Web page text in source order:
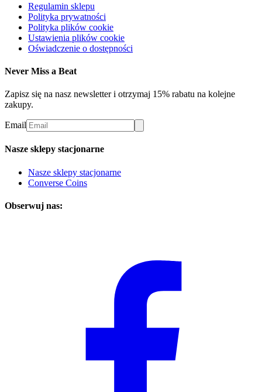
Regulamin sklepu
Polityka prywatności
Polityka plików cookie
Ustawienia plików cookie
Oświadczenie o dostępności
Never Miss a Beat
Zapisz się na nasz newsletter i otrzymaj 15% rabatu na kolejne
zakupy.
Email
Nasze sklepy stacjonarne
Nasze sklepy stacjonarne
Converse Coins
Obserwuj nas: